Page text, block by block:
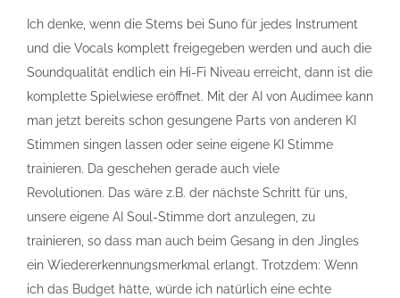
Ich denke, wenn die Stems bei Suno für jedes Instrument
und die Vocals komplett freigegeben werden und auch die
Soundqualität endlich ein Hi-Fi Niveau erreicht, dann ist die
komplette Spielwiese eröffnet. Mit der AI von Audimee kann
man jetzt bereits schon gesungene Parts von anderen KI
Stimmen singen lassen oder seine eigene KI Stimme
trainieren. Da geschehen gerade auch viele
Revolutionen. Das wäre z.B. der nächste Schritt für uns,
unsere eigene AI Soul-Stimme dort anzulegen, zu
trainieren, so dass man auch beim Gesang in den Jingles
ein Wiedererkennungsmerkmal erlangt. Trotzdem: Wenn
ich das Budget hätte, würde ich natürlich eine echte